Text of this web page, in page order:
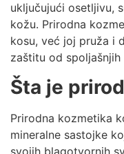
uključujući osetljivu,
kožu. Prirodna
kosu, već joj pruža i
zaštitu od spoljašnjih
Šta je
Prirodna kozmetika
mineralne sastojke
svojih blagotvornih